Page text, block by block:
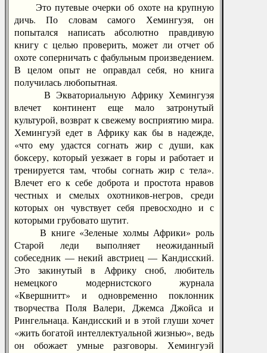
Это путевые очерки об охоте на крупную
дичь. По словам самого Хемингуэя, он
попытался написать абсолютно правдивую
книгу с целью проверить, может ли отчет об
охоте соперничать с фабульным произведением.
В целом опыт не оправдал себя, но книга
получилась любопытная.
В Экваториальную Африку Хемингуэя
влечет континент еще мало затронутый
культурой, возврат к свежему восприятию мира.
Хемингуэй едет в Африку как бы в надежде,
«что ему удастся согнать жир с души, как
боксеру, который уезжает в горы и работает и
тренируется там, чтобы согнать жир с тела».
Влечет его к себе доброта и простота нравов
честных и смелых охотников-негров, среди
которых он чувствует себя превосходно и с
которыми грубовато шутит.
В книге «Зеленые холмы Африки» роль
Старой леди выполняет неожиданный
собеседник — некий австриец — Кандисский.
Это закинутый в Африку сноб, любитель
немецкого модернистского журнала
«Квершнитт» и одновременно поклонник
творчества Поля Валери, Джемса Джойса и
Рингельнаца. Кандисский и в этой глуши хочет
«жить богатой интеллектуальной жизнью», ведь
он обожает умные разговоры. Хемингуэй